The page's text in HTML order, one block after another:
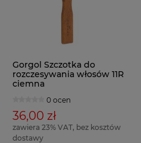
Gorgol Szczotka do
rozczesywania włosów 11R
ciemna
0 ocen
36,00 zł
zawiera 23% VAT, bez kosztów
dostawy